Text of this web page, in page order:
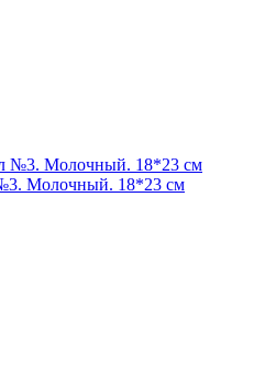
Молочный. 18*23 см